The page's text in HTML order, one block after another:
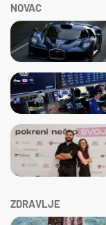
ZDRAVLJE
NOVAC